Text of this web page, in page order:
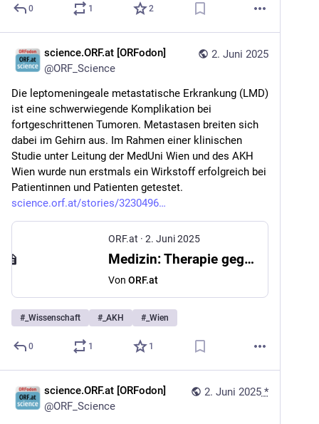
0 1 2
2. Juni 2025
science.ORF.at [ORFodon]
@ORF_Science
Die leptomeningeale metastatische Erkrankung (LMD)
ist eine schwerwiegende Komplikation bei
fortgeschrittenen Tumoren. Metastasen breiten sich
dabei im Gehirn aus. Im Rahmen einer klinischen
Studie unter Leitung der MedUni Wien und des AKH
Wien wurde nun erstmals ein Wirkstoff erfolgreich bei
Patientinnen und Patienten getestet.
science.orf.at/stories/3230496
ORF.at · 2. Juni 2025
Medizin: Therapie gegen Hirnmetastasen erfolgreich getestet
Von ORF.at
# _Wissenschaft # _AKH # _Wien
0 1 1
2. Juni 2025 *
science.ORF.at [ORFodon]
@ORF_Science